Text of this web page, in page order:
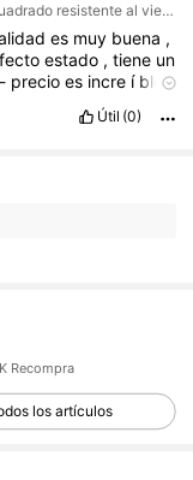
Color: Multicolor / Talla: Cuadrado resistente al viento mejorado [40 clips]
es muy buena ,
estado ,tiene un
- precioes incre í ble.
100%.
Útil (0)
Recompra
los artículos